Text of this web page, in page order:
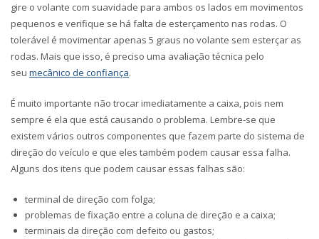
gire o volante com suavidade para ambos os lados em movimentos
pequenos e verifique se há falta de esterçamento nas rodas. O
tolerável é movimentar apenas 5 graus no volante sem esterçar as
rodas. Mais que isso, é preciso uma avaliação técnica pelo
seu mecânico de confiança.
É muito importante não trocar imediatamente a caixa, pois nem
sempre é ela que está causando o problema. Lembre-se que
existem vários outros componentes que fazem parte do sistema de
direção do veículo e que eles também podem causar essa falha.
Alguns dos itens que podem causar essas falhas são:
terminal de direção com folga;
problemas de fixação entre a coluna de direção e a caixa;
terminais da direção com defeito ou gastos;